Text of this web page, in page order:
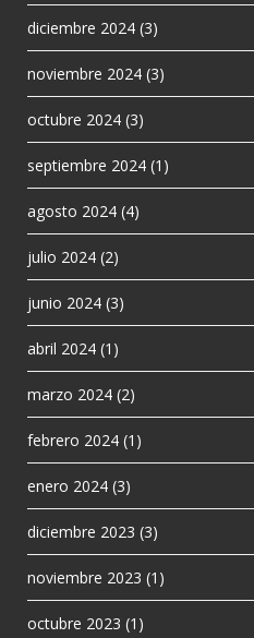
diciembre 2024 (3)
noviembre 2024 (3)
octubre 2024 (3)
septiembre 2024 (1)
agosto 2024 (4)
julio 2024 (2)
junio 2024 (3)
abril 2024 (1)
marzo 2024 (2)
febrero 2024 (1)
enero 2024 (3)
diciembre 2023 (3)
noviembre 2023 (1)
octubre 2023 (1)